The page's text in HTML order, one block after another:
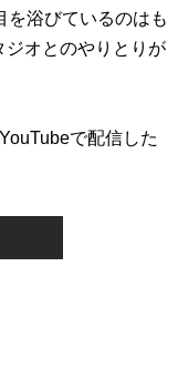
を浴びているのはも
ジオとのやりとりが
で配信した